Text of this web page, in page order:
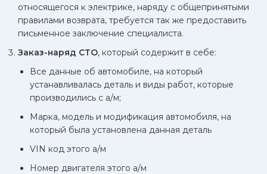
относящегося к электрике, наряду с общепринятыми
правилами возврата, требуется так же предоставить
письменное заключение специалиста.
Заказ-наряд СТО, который содержит в себе:
Все данные об автомобиле, на который
устанавливалась деталь и виды работ, которые
производились с а/м;
Марка, модель и модификация автомобиля, на
который была установлена данная деталь
VIN код этого а/м
Номер двигателя этого а/м